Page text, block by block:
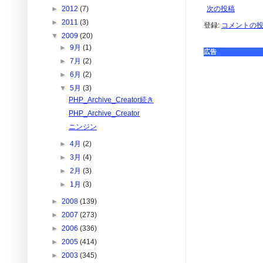
次の投稿
登録: コメントの
広告
► 2012 (7)
► 2011 (3)
▼ 2009 (20)
►9月(1)
►7月(2)
►6月(2)
▼5月(3)
PHP_Archive_Creator続き
PHP_Archive_Creator
ニンジン
►4月(2)
►3月(4)
►2月(3)
► 1月(3)
► 2008 (139)
► 2007 (273)
► 2006 (336)
► 2005 (414)
► 2003 (345)